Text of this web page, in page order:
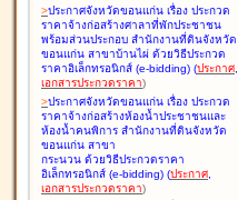
>ประกาศจังหวัดขอนแก่น เรื่อง ประกวด
ราคาจ้างก่อสร้างศาลาที่พักประชาชน
พร้อมส่วนประกอบ สำนักงานที่ดินจังหวัด
ขอนแก่น สาขาบ้านไผ่ ด้วยวิธีประกวด
ราคาอิเล็กทรอนิกส์ (e-bidding) (ประกาศ,
เอกสารประกวดราคา)
>ประกาศจังหวัดขอนแก่น เรื่อง ประกวด
ราคาจ้างก่อสร้างห้องน้ำประชาชนและ
ห้องน้ำคนพิการ สำนักงานที่ดินจังหวัด
ขอนแก่น สาขา
กระนวน ด้วยวิธีประกวดราคา
อิเล็กทรอนิกส์ (e-bidding) (ประกาศ,
เอกสารประกวดราคา)